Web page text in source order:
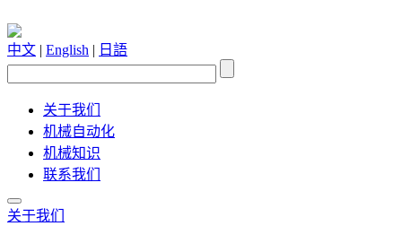
中文 | English | 日語
关于我们
机械自动化
机械知识
联系我们
关于我们